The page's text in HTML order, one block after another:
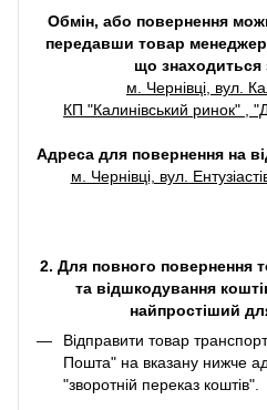
Обмін, або повернення
передавши товар
що
м. Чернівці, вул.
КП "Калинівський ринок" ,
Адреса для повернення на
м. Чернівці, вул.
2. Для повного повернення
та відшкодування
найпростіший
Відправити товар
Пошта" на вказану нижче
"зворотній переказ коштів".